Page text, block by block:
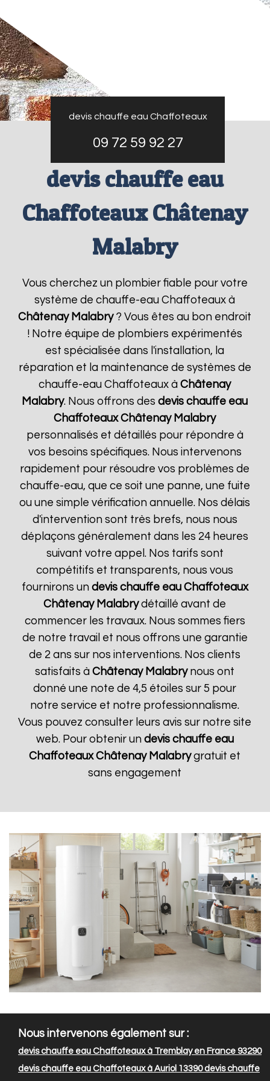
devis chauffe eau Chaffoteaux
09 72 59 92 27
devis chauffe eau
Chaffoteaux Châtenay
Malabry
Vous cherchez un plombier fiable pour votre
système de chauffe-eau Chaffoteaux à
Châtenay Malabry? Vous êtes au bon endroit
! Notre équipe de plombiers expérimentés
est spécialisée dans l'installation, la
réparation et la maintenance de systèmes de
chauffe-eau Chaffoteaux àChâtenay
Malabry. Nous offrons desdevis chauffe eau
Chaffoteaux Châtenay Malabry
personnalisés et détaillés pour répondre à
vos besoins spécifiques. Nous intervenons
rapidement pour résoudre vos problèmes de
chauffe-eau, que ce soit une panne, une fuite
ou une simple vérification annuelle. Nos délais
d'intervention sont très brefs, nous nous
déplaçons généralement dans les 24 heures
suivant votre appel. Nos tarifs sont
compétitifs et transparents, nous vous
fournirons un devis chauffe eau Chaffoteaux
Châtenay Malabrydétaillé avant de
commencer les travaux. Nous sommes fiers
de notre travail et nous offrons une garantie
de 2 ans sur nos interventions. Nos clients
satisfaits àChâtenay Malabrynous ont
donné une note de 4,5 étoiles sur 5 pour
notre service et notre professionnalisme.
Vous pouvez consulter leurs avis sur notre site
web. Pour obtenir un devis chauffe eau
Chaffoteaux Châtenay Malabrygratuit et
sans engagement
Nous intervenons également sur :
devis chauffe eau Chaffoteaux à Tremblay en France 93290
devis chauffe eau Chaffoteaux à Auriol 13390devis chauffe